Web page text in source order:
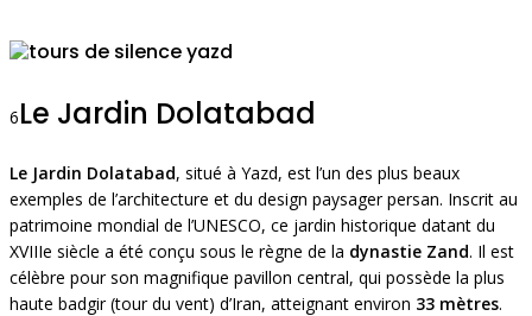
6Le Jardin Dolatabad
Le Jardin Dolatabad, situé à Yazd, est l’un des plus beaux
exemples de l’architecture et du design paysager persan. Inscrit au
patrimoine mondial de l’UNESCO, ce jardin historique datant du
XVIIIe siècle a été conçu sous le règne de la dynastie Zand. Il est
célèbre pour son magnifique pavillon central, qui possède la plus
haute badgir (tour du vent) d’Iran, atteignant environ 33 mètres.